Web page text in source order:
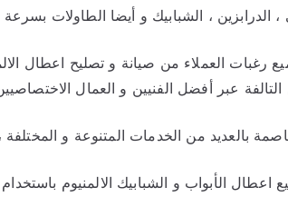
، الدرابزين ، الشبابيك و أيضا الطاولات
رغبات العملاء من صيانة و تصليح اعطال
التالفة عبر أفضل الفنيين و العمال
بالعديد من الخدمات المتنوعة و
اعطال الأبواب و الشبابيك الالمنيوم